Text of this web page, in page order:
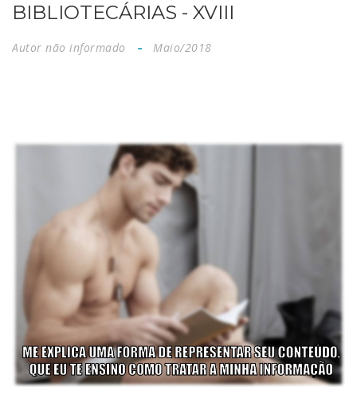
BIBLIOTECÁRIAS - XVIII
Autor não informado Maio/2018